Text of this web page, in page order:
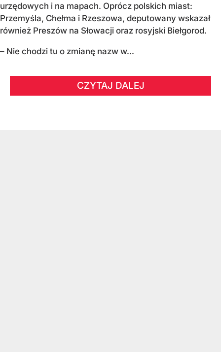
urzędowych i na mapach. Oprócz polskich miast:
Przemyśla, Chełma i Rzeszowa, deputowany wskazał
również Preszów na Słowacji oraz rosyjski Biełgorod.
– Nie chodzi tu o zmianę nazw w...
CZYTAJ DALEJ